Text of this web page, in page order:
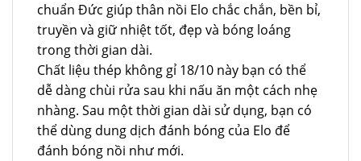
chuẩn Đức giúp thân nồi Elo chắc chắn, bền bỉ,
truyền và giữ nhiệt tốt, đẹp và bóng loáng
trong thời gian dài.
Chất liệu thép không gỉ 18/10 này bạn có thể
dễ dàng chùi rửa sau khi nấu ăn một cách nhẹ
nhàng. Sau một thời gian dài sử dụng, bạn có
thể dùng dung dịch đánh bóng của Elo để
đánh bóng nồi như mới.